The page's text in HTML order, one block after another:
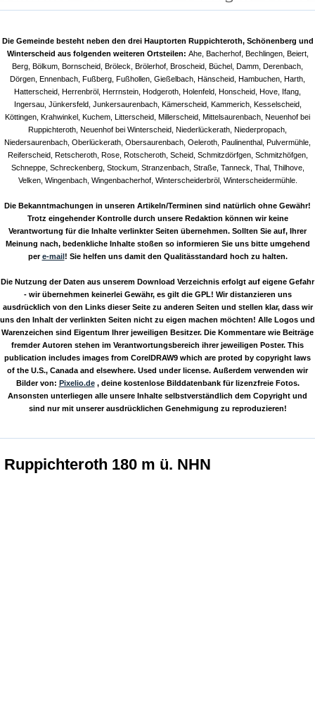
Die Gemeinde besteht neben den drei Hauptorten Ruppichteroth, Schönenberg und
Winterscheid aus folgenden weiteren Ortsteilen: Ahe, Bacherhof, Bechlingen, Beiert,
Berg, Bölkum, Bornscheid, Bröleck, Brölerhof, Broscheid, Büchel, Damm, Derenbach,
Dörgen, Ennenbach, Fußberg, Fußhollen, Gießelbach, Hänscheid, Hambuchen, Harth,
Hatterscheid, Herrenbröl, Herrnstein, Hodgeroth, Holenfeld, Honscheid, Hove, Ifang,
Ingersau, Jünkersfeld, Junkersaurenbach, Kämerscheid, Kammerich, Kesselscheid,
Köttingen, Krahwinkel, Kuchem, Litterscheid, Millerscheid, Mittelsaurenbach, Neuenhof bei
Ruppichteroth, Neuenhof bei Winterscheid, Niederlückerath, Niederpropach,
Niedersaurenbach, Oberlückerath, Obersaurenbach, Oeleroth, Paulinenthal, Pulvermühle,
Reiferscheid, Retscheroth, Rose, Rotscheroth, Scheid, Schmitzdörfgen, Schmitzhöfgen,
Schneppe, Schreckenberg, Stockum, Stranzenbach, Straße, Tanneck, Thal, Thilhove,
Velken, Wingenbach, Wingenbacherhof, Winterscheiderbröl, Winterscheidermühle.
Die Bekanntmachungen in unseren Artikeln/Terminen sind natürlich ohne Gewähr!
Trotz eingehender Kontrolle durch unsere Redaktion können wir keine
Verantwortung für die Inhalte verlinkter Seiten übernehmen. Sollten Sie auf, Ihrer
Meinung nach, bedenkliche Inhalte stoßen so informieren Sie uns bitte umgehend
pere-mail! Sie helfen uns damit den Qualitässtandard hoch zu halten.
Die Nutzung der Daten aus unserem Download Verzeichnis erfolgt auf eigene Gefahr
- wir übernehmen keinerlei Gewähr, es gilt die GPL! Wir distanzieren uns
ausdrücklich von den Links dieser Seite zu anderen Seiten und stellen klar, dass wir
uns den Inhalt der verlinkten Seiten nicht zu eigen machen möchten! Alle Logos und
Warenzeichen sind Eigentum Ihrer jeweiligen Besitzer. Die Kommentare wie Beiträge
fremder Autoren stehen im Verantwortungsbereich ihrer jeweiligen Poster. This
publication includes images from CorelDRAW9 which are proted by copyright laws
of the U.S., Canada and elsewhere. Used under license. Außerdem verwenden wir
Bilder von: Pixelio.de, deine kostenlose Bilddatenbank für lizenzfreie Fotos.
Ansonsten unterliegen alle unsere Inhalte selbstverständlich dem Copyright und
sind nur mit unserer ausdrücklichen Genehmigung zu reproduzieren!
Ruppichteroth 180 m ü. NHN